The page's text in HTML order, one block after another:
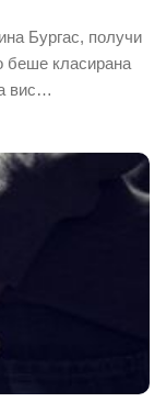
Бургас, получи
беше класирана
вис…